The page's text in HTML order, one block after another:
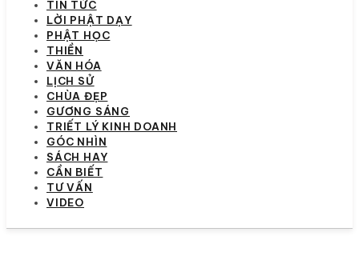
TIN TỨC
LỜI PHẬT DẠY
PHẬT HỌC
THIỀN
VĂN HÓA
LỊCH SỬ
CHÙA ĐẸP
GƯƠNG SÁNG
TRIẾT LÝ KINH DOANH
GÓC NHÌN
SÁCH HAY
CẦN BIẾT
TƯ VẤN
VIDEO